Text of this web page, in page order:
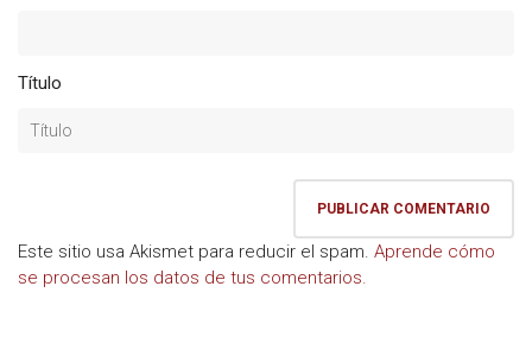
Título
Este sitio usa Akismet para reducir el spam. Aprende cómo
se procesan los datos de tus comentarios.